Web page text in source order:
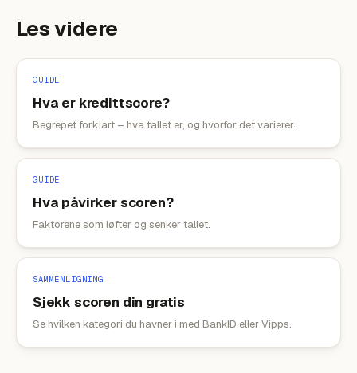
Les videre
GUIDE
Hva er kredittscore?
Begrepet forklart – hva tallet er, og hvorfor det varierer.
GUIDE
Hva påvirker scoren?
Faktorene som løfter og senker tallet.
SAMMENLIGNING
Sjekk scoren din gratis
Se hvilken kategori du havner i med BankID eller Vipps.